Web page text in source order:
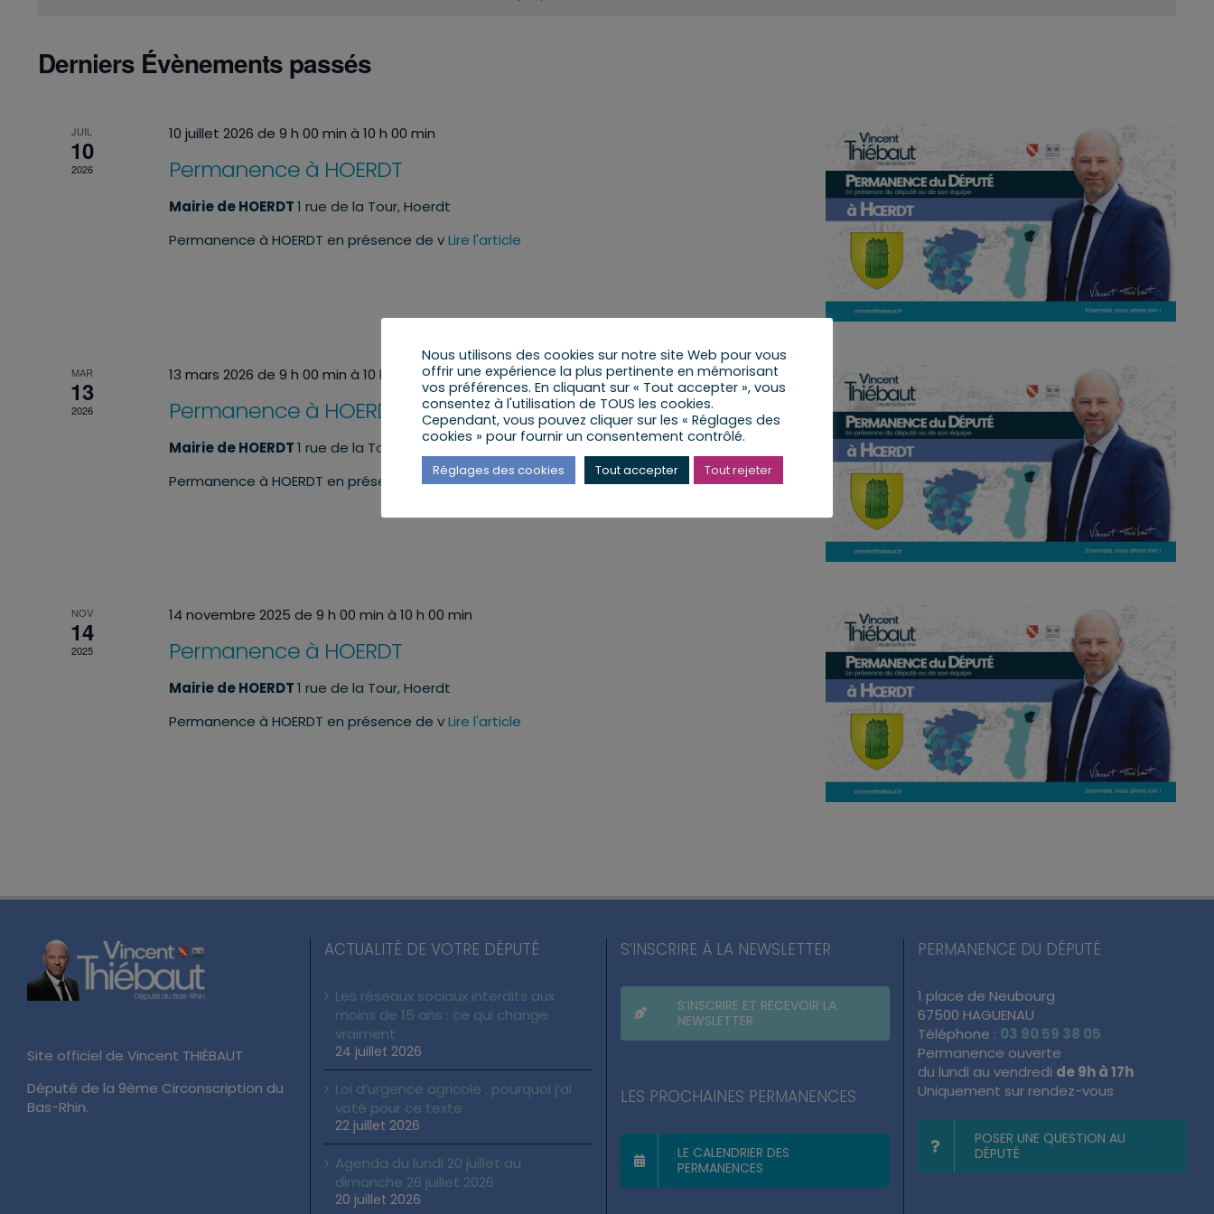
Derniers Évènements passés
JUIL
10
2026
10 juillet 2026 de 9 h 00 min à10 h 00 min
Permanence à HOERDT
Mairie de HOERDT1 rue de la Tour, Hoerdt
Permanence à HOERDT en présence de vLire l'article
MAR
13
2026
13 mars 2026 de 9 h 00 min à10 h 00 min
Permanence à HOERDT
Mairie de HOERDT1 rue de la Tour, Hoerdt
Permanence à HOERDT en présence de vLire l'article
NOV
14
2025
14 novembre 2025 de 9 h 00 min à10 h 00 min
Permanence à HOERDT
Mairie de HOERDT1 rue de la Tour, Hoerdt
Permanence à HOERDT en présence de vLire l'article
Site officiel de Vincent THIÉBAUT
Député de la 9ème Circonscription du
Bas-Rhin.
ACTUALITÉ DE VOTRE DÉPUTÉ
Les réseaux sociaux interdits aux
moins de 15 ans : ce qui change
vraiment
24 juillet 2026
Loi d’urgence agricole : pourquoi j’ai
voté pour ce texte
22 juillet 2026
Agenda du lundi 20 juillet au
dimanche 26 juillet 2026
20 juillet 2026
S’INSCRIRE À LA NEWSLETTER
S’INSCRIRE ET RECEVOIR LA
NEWSLETTER
LES PROCHAINES PERMANENCES
LE CALENDRIER DES
PERMANENCES
PERMANENCE DU DÉPUTÉ
1 place de Neubourg
67500 HAGUENAU
Téléphone : 03 90 59 38 05
Permanence ouverte
du lundi au vendredi de 9h à 17h
Uniquement sur rendez-vous
POSER UNE QUESTION AU
DÉPUTÉ
Nous utilisons des cookies sur notre site Web pour vous
offrir une expérience la plus pertinente en mémorisant
vos préférences. En cliquant sur « Tout accepter », vous
consentez à l'utilisation de TOUS les cookies.
Cependant, vous pouvez cliquer sur les « Réglages des
cookies » pour fournir un consentement contrôlé.
Réglages des cookies Tout accepter Tout rejeter